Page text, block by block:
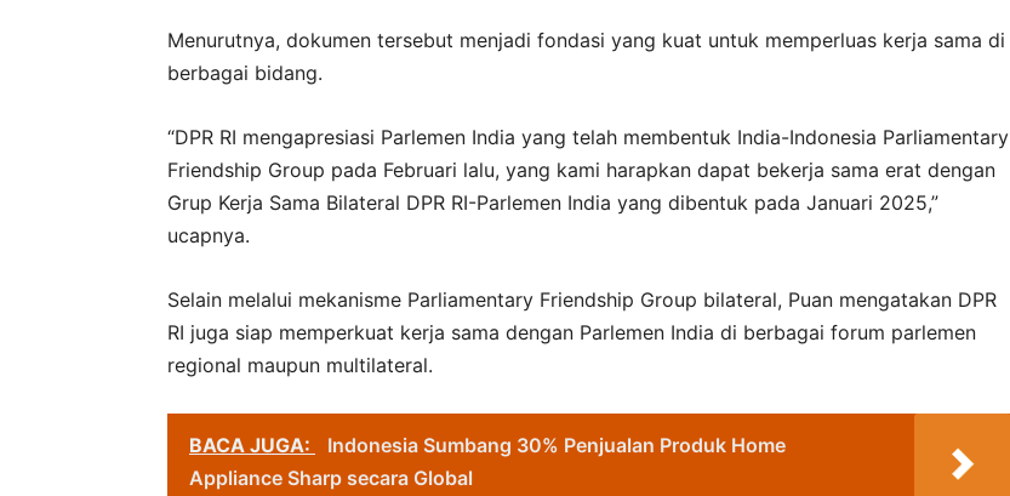
Menurutnya, dokumen tersebut menjadi fondasi yang kuat untuk memperluas kerja sama di
berbagai bidang.
“DPR RI mengapresiasi Parlemen India yang telah membentuk India-Indonesia Parliamentary
Friendship Group pada Februari lalu, yang kami harapkan dapat bekerja sama erat dengan
Grup Kerja Sama Bilateral DPR RI-Parlemen India yang dibentuk pada Januari 2025,”
ucapnya.
Selain melalui mekanisme Parliamentary Friendship Group bilateral, Puan mengatakan DPR
RI juga siap memperkuat kerja sama dengan Parlemen India di berbagai forum parlemen
regional maupun multilateral.
BACA JUGA:
Indonesia Sumbang 30% Penjualan Produk Home
Appliance Sharp secara Global